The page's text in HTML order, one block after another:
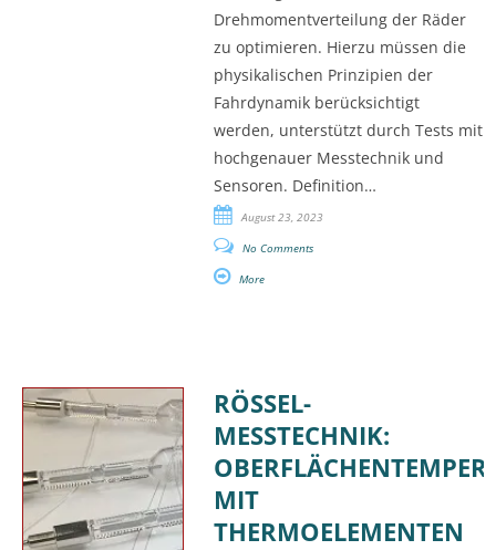
Drehmomentverteilung der Räder
zu optimieren. Hierzu müssen die
physikalischen Prinzipien der
Fahrdynamik berücksichtigt
werden, unterstützt durch Tests mit
hochgenauer Messtechnik und
Sensoren. Definition…
August 23, 2023
No Comments
More
RÖSSEL-
MESSTECHNIK:
MIT
THERMOELEMENTEN